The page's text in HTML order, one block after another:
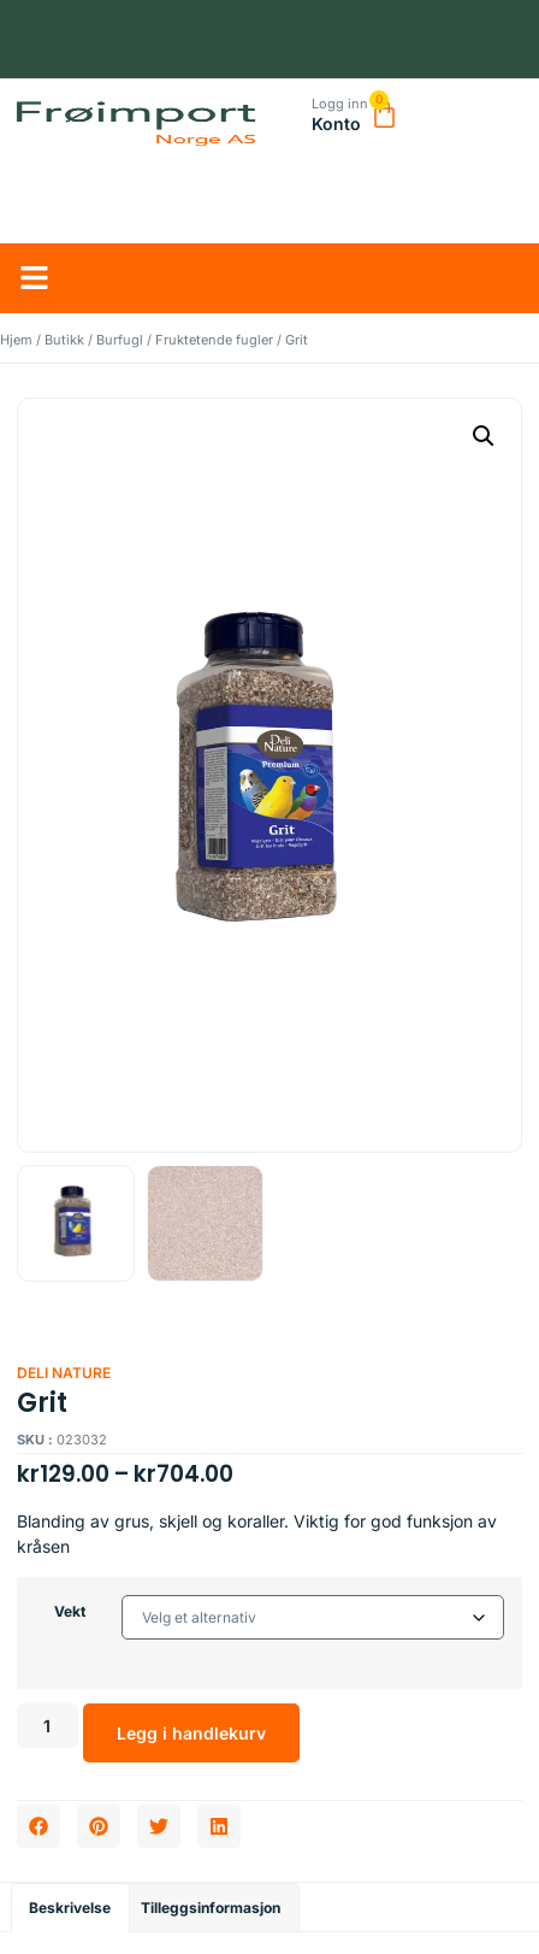
NORSK LEVERANDØR – TRYGG HANDEL OG RASK LEVERING
Logg inn
Konto
0
Hjem / Butikk / Burfugl / Fruktetende fugler / Grit
DELI NATURE
Grit
SKU : 023032
kr129.00 – kr704.00
Blanding av grus, skjell og koraller. Viktig for god funksjon av
kråsen
Vekt
Legg i handlekurv
Beskrivelse Tilleggsinformasjon